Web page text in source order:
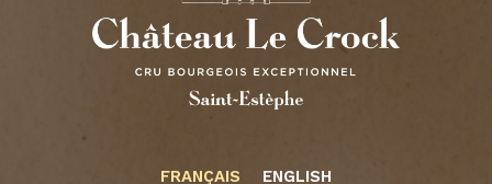
CHÂTEAU LA
FRANÇAIS ENGLISH